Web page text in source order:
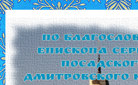
По
Епископа
Дмитровского